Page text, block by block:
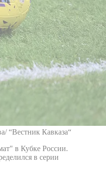
“Вестник Кавказа“
в Кубке России.
в серии